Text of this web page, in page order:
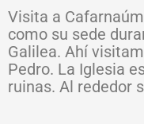
Visita a
como su sede
Galilea. Ahí
Pedro. La Iglesia
ruinas. Al rededor